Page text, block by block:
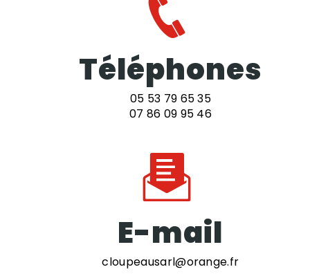
Téléphones
05 53 79 65 35
07 86 09 95 46
E-mail
cloupeausarl@orange.fr